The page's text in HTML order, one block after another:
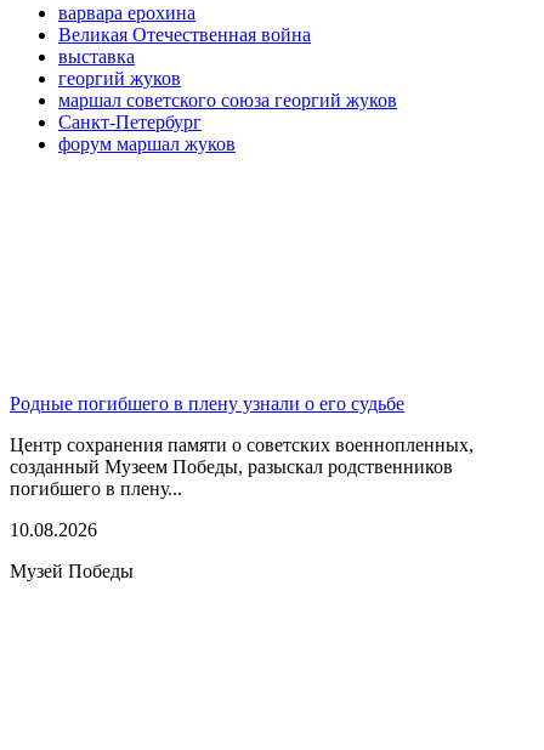
варвара ерохина
Великая Отечественная война
выставка
георгий жуков
маршал советского союза георгий жуков
Санкт-Петербург
форум маршал жуков
Родные погибшего в плену узнали о его судьбе
Центр сохранения памяти о советских военнопленных,
созданный Музеем Победы, разыскал родственников
погибшего в плену...
10.08.2026
Музей Победы